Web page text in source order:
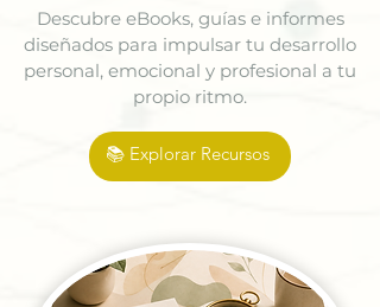
Descubre eBooks, guías e informes
diseñados para impulsar tu desarrollo
personal, emocional y profesional a tu
propio ritmo.
📚 Explorar Recursos